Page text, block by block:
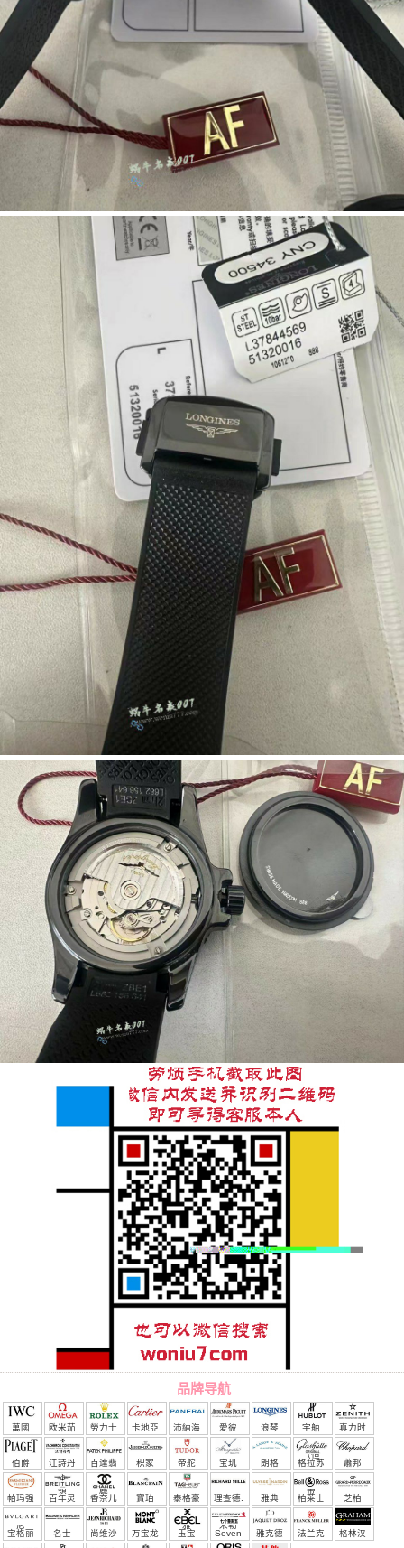
品牌导航
萬國 欧米茄 勞力士 卡地亞 沛納海 愛彼 浪琴 宇舶
（恒
宝）
真力时
伯爵 江詩丹
頓
百達翡
麗
积家 帝舵 宝玑 朗格 格拉苏
蒂
蕭邦
帕玛强
尼
百年灵 香奈儿 寶珀 泰格豪
雅
理查德.
米勒
雅典 柏莱士 芝柏
宝格丽 名士 尚维沙 万宝龙 玉宝 Seven 雅克德 法兰克 格林汉